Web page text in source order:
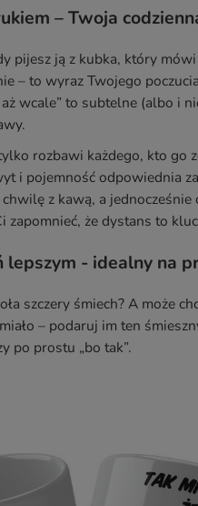
– Twoja
pijesz ją z kubka, który
– to wyraz Twojego
wcale” to subtelne (albo i
rozbawi każdego, kto
i pojemność odpowiednia
z kawą, a
że dystans to
lepszym - idealny na
szczery śmiech? A może
– podaruj im ten
po prostu „bo tak”.